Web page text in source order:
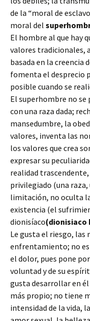
de la “moral de
moral del
El hombre al que hay
valores tradicionales,
basada en la creencia
fomenta el desprecio
posible cuando se
El superhombre no se
con una raza dada;
mansedumbre, la
valores, inventa las
los valores que crea
expresar su
realidad
privilegiado (una raza,
limitación, no oculta
existencia (el
dionisíaco(dionisiaco
Le gusta el riesgo, las
enfrentamiento; no
el dolor, pues pone
voluntad y de su
gusta desarrollar en él
más propio; no tiene
intensidad de la vida,